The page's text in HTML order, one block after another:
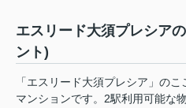
エスリード大須プレシア
ント)
「エスリード大須プレシア」の
マンションです。2駅利用可能な